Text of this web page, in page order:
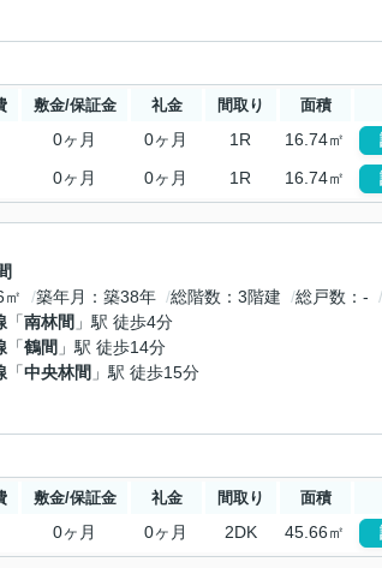
敷金/保証金 礼金 間取り 面積
0ヶ月 0ヶ月 1R 16.74㎡
0ヶ月 0ヶ月 1R 16.74㎡
築年月 築38年 総階数 3階建 総戸数
-
「南林間 」駅 徒歩4分
「鶴間 」駅 徒歩14分
「中央林間 」駅 徒歩15分
敷金/保証金 礼金 間取り 面積
0ヶ月 0ヶ月 2DK 45.66㎡